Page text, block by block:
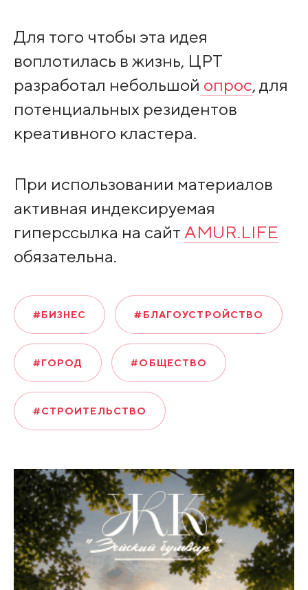
Для того чтобы эта идея
воплотилась в жизнь, ЦРТ
разработал небольшой опрос, для
потенциальных резидентов
креативного кластера.
При использовании материалов
активная индексируемая
гиперссылка на сайт AMUR.LIFE
обязательна.
#БИЗНЕС #БЛАГОУСТРОЙСТВО
#ГОРОД #ОБЩЕСТВО
#СТРОИТЕЛЬСТВО